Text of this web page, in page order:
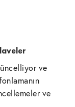
ve
ve